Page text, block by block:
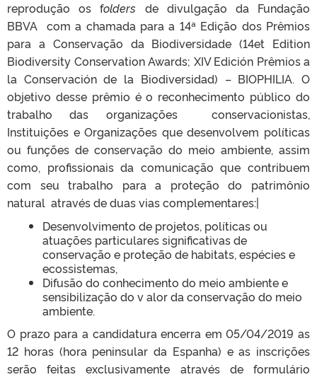
reprodução os folders de divulgação da Fundação
BBVA com a chamada para a 14ª Edição dos Prêmios
para a Conservação da Biodiversidade (14et Edition
Biodiversity Conservation Awards; XIV Edición Prêmios a
la Conservación de la Biodiversidad) – BIOPHILIA. O
objetivo desse prêmio é o reconhecimento público do
trabalho das organizações conservacionistas,
Instituições e Organizações que desenvolvem políticas
ou funções de conservação do meio ambiente, assim
como, profissionais da comunicação que contribuem
com seu trabalho para a proteção do patrimônio
natural através de duas vias complementares:|
Desenvolvimento de projetos, políticas ou
atuações particulares significativas de
conservação e proteção de habitats, espécies e
ecossistemas,
Difusão do conhecimento do meio ambiente e
sensibilização do v alor da conservação do meio
ambiente.
O prazo para a candidatura encerra em 05/04/2019 as
12 horas (hora peninsular da Espanha) e as inscrições
serão feitas exclusivamente através de formulário